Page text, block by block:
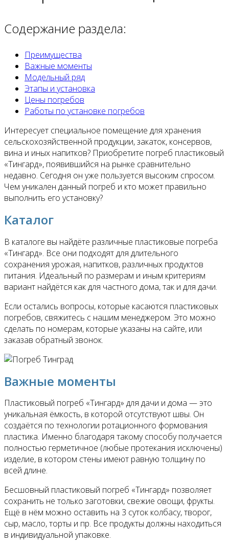
Содержание раздела:
Преимущества
Важные моменты
Модельный ряд
Этапы и установка
Цены погребов
Работы по установке погребов
Интересует специальное помещение для хранения
сельскохозяйственной продукции, закаток, консервов,
вина и иных напитков? Приобретите погреб пластиковый
«Тингард», появившийся на рынке сравнительно
недавно. Сегодня он уже пользуется высоким спросом.
Чем уникален данный погреб и кто может правильно
выполнить его установку?
Каталог
В каталоге вы найдёте различные пластиковые погреба
«Тингард». Все они подходят для длительного
сохранения урожая, напитков, различных продуктов
питания. Идеальный по размерам и иным критериям
вариант найдётся как для частного дома, так и для дачи.
Если остались вопросы, которые касаются пластиковых
погребов, свяжитесь с нашим менеджером. Это можно
сделать по номерам, которые указаны на сайте, или
заказав обратный звонок.
Важные моменты
Пластиковый погреб «Тингард» для дачи и дома — это
уникальная ёмкость, в которой отсутствуют швы. Он
создаётся по технологии ротационного формования
пластика. Именно благодаря такому способу получается
полностью герметичное (любые протекания исключены)
изделие, в котором стены имеют равную толщину по
всей длине.
Бесшовный пластиковый погреб «Тингард» позволяет
сохранить не только заготовки, свежие овощи, фрукты.
Ещё в нём можно оставить на 3 суток колбасу, творог,
сыр, масло, торты и пр. Все продукты должны находиться
в индивидуальной упаковке.